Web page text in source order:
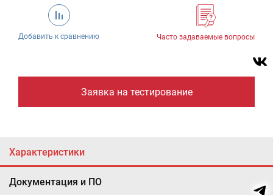
Добавить к сравнению Часто задаваемые вопросы
Заявка на тестирование
Характеристики
Документация и ПО